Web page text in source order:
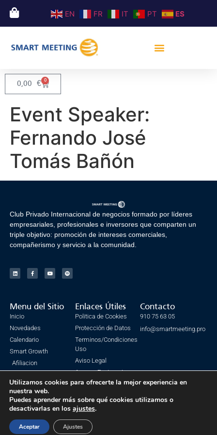
EN FR IT PT ES
0,00 € 0
Event Speaker:
Fernando José
Tomás Bañón
Club Privado Internacional de negocios formado por líderes
empresariales, profesionales e inversores que comparten un
triple objetivo: promoción de intereses comerciales,
compañerismo y servicio a la comunidad.
Menu del Sitio
Inicio
Novedades
Calendario
Smart Growth
Afiliacion
Enlaces Útiles
Politica de Cookies
Protección de Datos
Terminos/Condiciones
Uso
Aviso Legal
Acceso Facturacion
Contacto
910 75 63 05
info@smartmeeting.pro
© Todos los derechos reservados. SmartMeeting 2023
Made with ❤ by IsmaSEO
Utilizamos cookies para ofrecerte la mejor experiencia en
nuestra web.
Puedes aprender más sobre qué cookies utilizamos o
desactivarlas en los ajustes.
Aceptar Ajustes